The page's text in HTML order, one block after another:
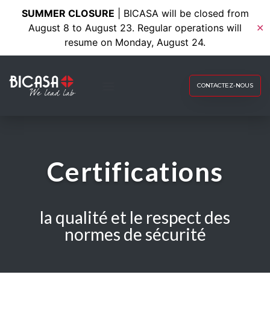
SUMMER CLOSURE | BICASA will be closed from
August 8 to August 23. Regular operations will
resume on Monday, August 24.
✕
CONTACTEZ-NOUS
Certifications
la qualité et le respect des
normes de sécurité